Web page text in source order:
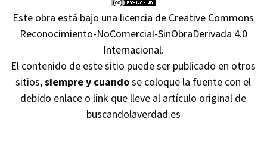
Este obra está bajo una licencia de Creative Commons
Reconocimiento-NoComercial-SinObraDerivada 4.0
Internacional.
El contenido de este sitio puede ser publicado en otros
sitios,siempre y cuandose coloque la fuente con el
debido enlace o link que lleve al artículo original de
buscandolaverdad.es